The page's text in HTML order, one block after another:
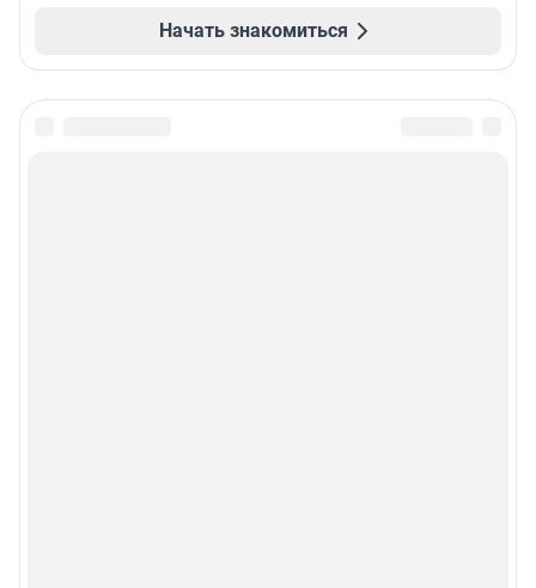
Начать знакомиться